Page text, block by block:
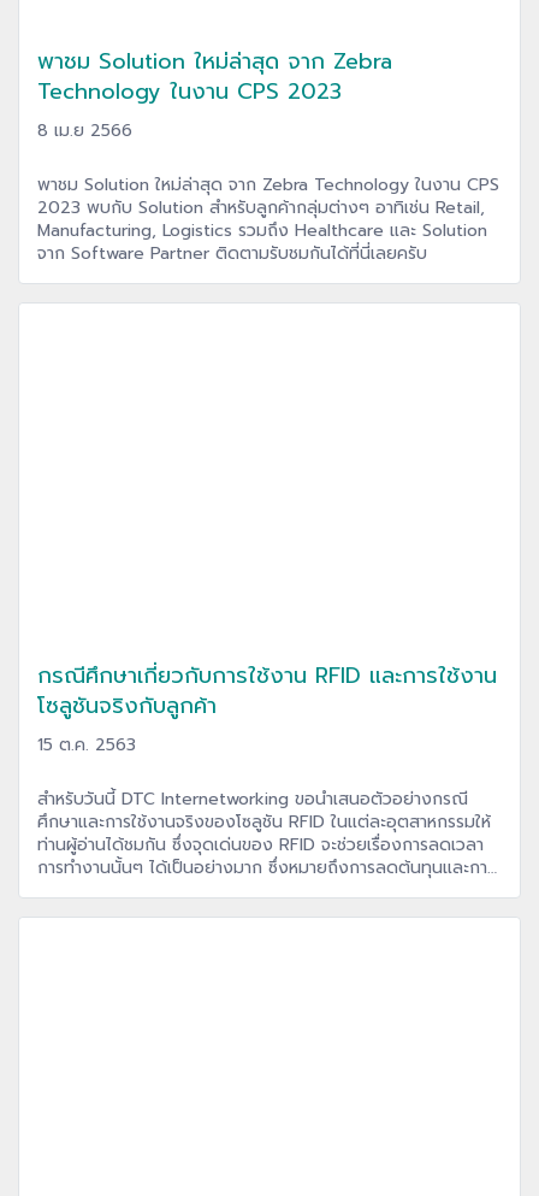
พาชม Solution ใหม่ล่าสุด จาก Zebra
Technology ในงาน CPS 2023
8 เม.ย 2566
พาชม Solution ใหม่ล่าสุด จาก Zebra Technology ในงาน CPS
2023 พบกับ Solution สำหรับลูกค้ากลุ่มต่างๆ อาทิเช่น Retail,
Manufacturing, Logistics รวมถึง Healthcare และ Solution
จาก Software Partner ติดตามรับชมกันได้ที่นี่เลยครับ
กรณีศึกษาเกี่ยวกับการใช้งาน RFID และการใช้งาน
โซลูชันจริงกับลูกค้า
15 ต.ค. 2563
สำหรับวันนี้ DTC Internetworking ขอนำเสนอตัวอย่างกรณี
ศึกษาและการใช้งานจริงของโซลูชัน RFID ในแต่ละอุตสาหกรรมให้
ท่านผู้อ่านได้ชมกัน ซึ่งจุดเด่นของ RFID จะช่วยเรื่องการลดเวลา
การทำงานนั้นๆ ได้เป็นอย่างมาก ซึ่งหมายถึงการลดต้นทุนและการ